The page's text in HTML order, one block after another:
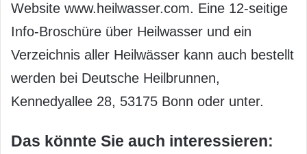
Website www.heilwasser.com. Eine 12-seitige
Info-Broschüre über Heilwasser und ein
Verzeichnis aller Heilwässer kann auch bestellt
werden bei Deutsche Heilbrunnen,
Kennedyallee 28, 53175 Bonn oder unter.
Das könnte Sie auch interessieren: